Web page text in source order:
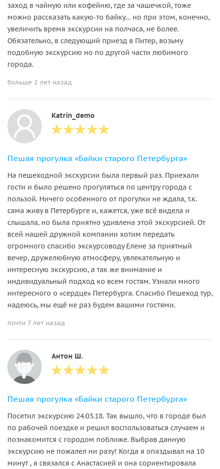
заход в чайную или кофейню, где за чашечкой, тоже
можно рассказать какую-то байку… но при этом, конечно,
увеличить время экскурсии на полчаса, не более.
Обязательно, в следующий приезд в Питер, возьму
подобную экскурсию но по другой части любимого
города.
больше 2 лет назад
Katrin_demo
Пешая прогулка «Байки старого Петербурга»
На пешеходной экскурсии была первый раз. Приехали
гости и было решено прогуляться по центру города с
пользой. Ничего особенного от прогулки не ждала, т.к.
сама живу в Петербурге и, кажется, уже всё видела и
слышала, но была приятно удивлена этой экскурсией. От
всей нашей дружной компании хотим передать
огромного спасибо экскурсоводу Елене за приятный
вечер, дружелюбную атмосферу, увлекательную и
интересную экскурсию, а так же внимание и
индивидуальный подход ко всем гостям. Узнали много
интересного о «сердце» Петербурга. Спасибо Пешеход тур,
надеюсь, мы ещё не раз будем вашими гостями.
почти 7 лет назад
Антон Ш.
Пешая прогулка «Байки старого Петербурга»
Посетил экскурсию 24.03.18. Так вышло, что в городе был
по рабочей поездке и решил воспользоваться случаем и
познакомится с городом поближе. Выбрав данную
экскурсию не пожалел ни разу! Когда я опаздывал на 10
минут , я связался с Анастасией и она сориентировала